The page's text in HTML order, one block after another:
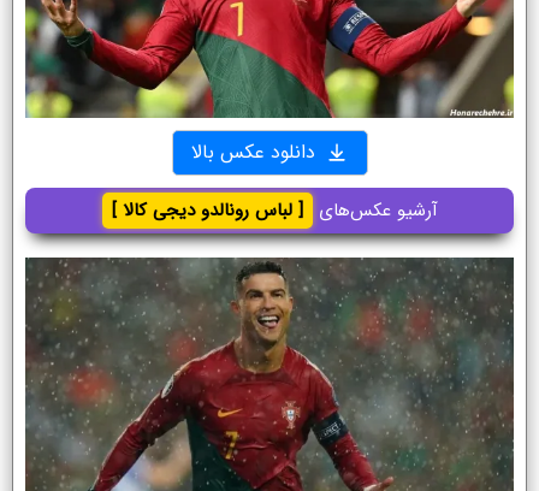
دانلود عکس بالا
آرشیو عکس‌های [ لباس رونالدو دیجی کالا ]